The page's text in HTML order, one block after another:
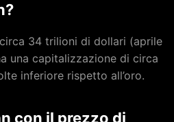
34 trilioni di dollari (aprile
una capitalizzazione di circa
inferiore rispetto all’oro.
con il prezzo di